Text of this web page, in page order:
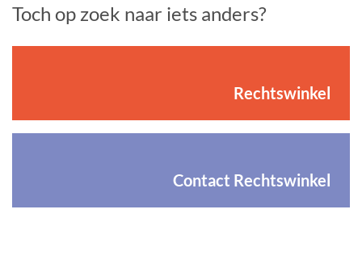
Toch op zoek naar iets anders?
Rechtswinkel
Contact Rechtswinkel